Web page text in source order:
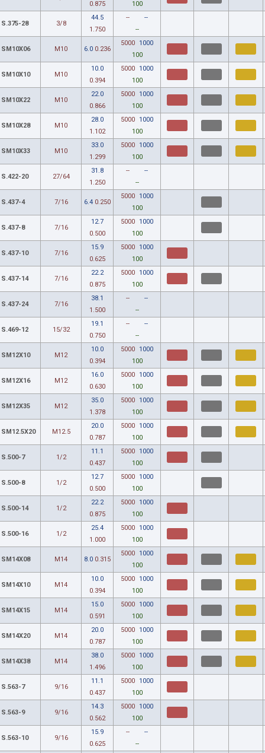
0.875 100
S.375-28 3/8
44.5
1.750
--
--
--
SM10X06 M10 6.0 0.236
5000
1000
100
SM10X10 M10
10.0
0.394
5000
1000
100
SM10X22 M10
22.0
0.866
5000
1000
100
SM10X28 M10
28.0
1.102
5000
1000
100
SM10X33 M10
33.0
1.299
5000
1000
100
S.422-20 27/64
31.8
1.250
--
--
--
S.437-4 7/16 6.4 0.250
5000
1000
100
S.437-8 7/16
12.7
0.500
5000
1000
100
S.437-10 7/16
15.9
0.625
5000
1000
100
S.437-14 7/16
22.2
0.875
5000
1000
100
S.437-24 7/16
38.1
1.500
--
--
--
S.469-12 15/32
19.1
0.750
--
--
--
SM12X10 M12
10.0
0.394
5000
1000
100
SM12X16 M12
16.0
0.630
5000
1000
100
SM12X35 M12
35.0
1.378
5000
1000
100
SM12.5X20 M12.5
20.0
0.787
5000
1000
100
S.500-7 1/2
11.1
0.437
5000
1000
100
S.500-8 1/2
12.7
0.500
5000
1000
100
S.500-14 1/2
22.2
0.875
5000
1000
100
S.500-16 1/2
25.4
1.000
5000
1000
100
SM14X08 M14 8.0 0.315
5000
1000
100
SM14X10 M14
10.0
0.394
5000
1000
100
SM14X15 M14
15.0
0.591
5000
1000
100
SM14X20 M14
20.0
0.787
5000
1000
100
SM14X38 M14
38.0
1.496
5000
1000
100
S.563-7 9/16
11.1
0.437
5000
1000
100
S.563-9 9/16
14.3
0.562
5000
1000
100
S.563-10 9/16
15.9
0.625
--
--
--